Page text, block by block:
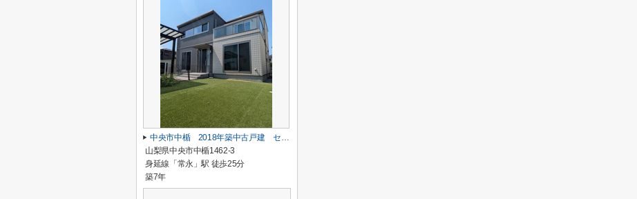
中央市中楯 2018年築中古戸建 セキスイハイム施工 太陽光パネル
山梨県中央市中楯1462-3
身延線「常永」駅 徒歩25分
築7年